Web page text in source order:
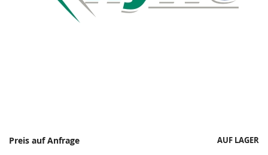
Preis auf Anfrage AUF LAGER
Springe